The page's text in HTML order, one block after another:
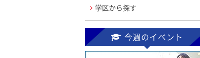
学区から探す
今週のイベント